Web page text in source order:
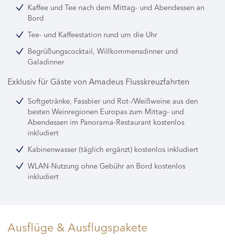
Kaffee und Tee nach dem Mittag- und Abendessen an
Bord
Tee- und Kaffeestation rund um die Uhr
Begrüßungscocktail, Willkommensdinner und
Galadinner
Exklusiv für Gäste von Amadeus Flusskreuzfahrten
Softgetränke, Fassbier und Rot-/Weißweine aus den
besten Weinregionen Europas zum Mittag- und
Abendessen im Panorama-Restaurant kostenlos
inkludiert
Kabinenwasser (täglich ergänzt) kostenlos inkludiert
WLAN-Nutzung ohne Gebühr an Bord kostenlos
inkludiert
Ausflüge & Ausflugspakete